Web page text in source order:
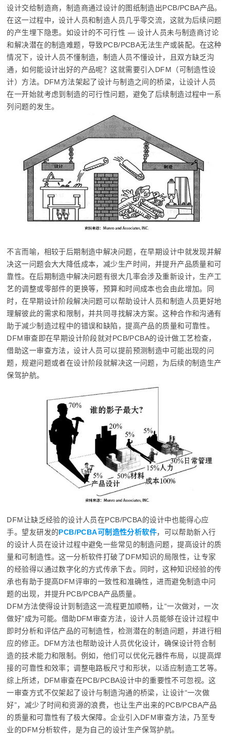
设计交给制造商，制造商通过设计的图纸制造出PCB/PCBA产品。
在这一过程中，设计人员和制造人员几乎零交流，这就为后续问题
的产生埋下隐患。如设计的不可行性 — 设计人员未与制造商讨论
和解决潜在的制造难题，导致PCB/PCBA无法生产或装配。在这种
情况下，设计人员不懂制造，制造人员不懂设计，且双方缺乏沟
通，如何能设计出好的产品呢？这就需要引入DFM（可制造性设
计）方法。DFM方法架起了设计与制造之间的桥梁，让设计人员
在一开始就考虑到制造的可行性问题，避免了后续制造过程中一系
列问题的发生。
不言而喻，相较于后期制造中解决问题，在早期设计中就发现并解
决这一问题会大大降低成本，减少生产时间，并提升产品质量和可
靠性。在后期制造中解决问题有很大几率会涉及重新设计，生产工
艺的调整或零部件的更换等，预算和时间成本也会由此增加。同
时，在早期设计阶段解决问题可以帮助设计人员和制造人员更好地
理解彼此的需求和限制，并共同寻找解决方案。这种合作和沟通有
助于减少制造过程中的错误和缺陷，提高产品的质量和可靠性。
DFM审查即在早期设计阶段就对PCB/PCBA的设计做工艺检查，
借助这一审查方法，设计人员可以提前预测制造中可能出现的问
题，规避问题或者在设计阶段就解决这一问题，为后续的制造生产
保驾护航。
DFM让缺乏经验的设计人员在PCB/PCBA的设计中也能得心应
手。望友研发的PCB/PCBA可制造性分析软件，可以帮助新入行
的设计人员在设计过程中避免一些常见的制造问题，提高设计的质
量和可制造性。这一分析软件打破了DFM知识的局限性，让专家
的经验得以通过数字化的方式传承下去。同时，这种知识经验的传
承也有助于提高DFM评审的一致性和准确性，进而避免制造中问
题的出现，并提升PCB/PCBA产品质量。
DFM方法使得设计到制造这一流程更加顺畅，让“一次做对，一次
做好”成为可能。借助DFM审查方法，设计人员能够在设计过程中
即时分析和评估产品的可制造性，检测潜在的制造问题，并进行相
应的修正。DFM方法也帮助设计人员优化设计，确保设计符合制
造的技术能力和限制。例如，他们可以优化元器件布局，以提高焊
接的可靠性和效率；调整电路板尺寸和形状，以适应制造工艺等。
综上所述，DFM审查在PCB/PCBA设计中的重要性不可忽视。这
一审查方式不仅架起了设计与制造沟通的桥梁，让设计“一次做
好”，减少了时间和资源的浪费，也让生产出来的PCB/PCBA产品
的质量和可靠性有了极大保障。企业引入DFM审查方法，乃至专
业的DFM分析软件，是为自己的设计生产保驾护航。